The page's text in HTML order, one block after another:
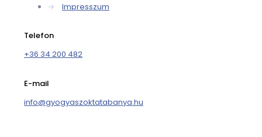
→
Impresszum
Telefon
+36 34 200 482
E-mail
info@gyogyaszoktatabanya.hu